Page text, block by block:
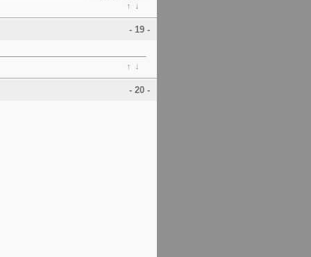
↑ ↓
- 19 -
↑ ↓
- 20 -